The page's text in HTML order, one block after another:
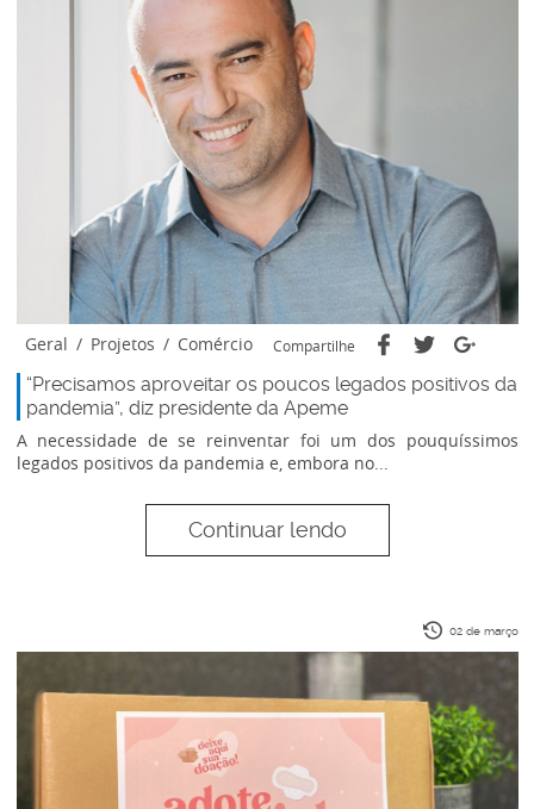
Geral / Projetos / Comércio Compartilhe
“Precisamos aproveitar os poucos legados positivos da
pandemia”, diz presidente da Apeme
A necessidade de se reinventar foi um dos pouquíssimos
legados positivos da pandemia e, embora no...
Continuar lendo
02 de março